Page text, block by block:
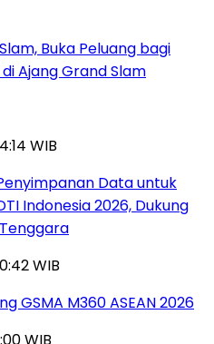
Buka Peluang bagi
Ajang Grand Slam
WIB
Data untuk
Indonesia 2026, Dukung
WIB
GSMA M360 ASEAN 2026